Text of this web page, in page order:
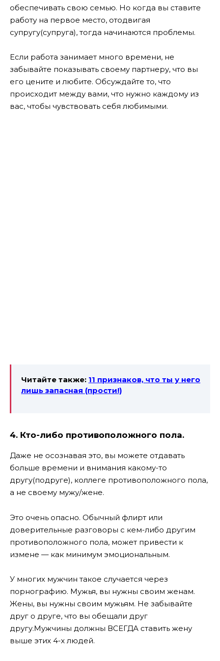
обеспечивать свою семью. Но когда вы ставите
работу на первое место, отодвигая
супругу(супруга), тогда начинаются проблемы.
Если работа занимает много времени, не
забывайте показывать своему партнеру, что вы
его цените и любите. Обсуждайте то, что
происходит между вами, что нужно каждому из
вас, чтобы чувствовать себя любимыми.
Читайте также: 11 признаков, что ты у него
лишь запасная (прости!)
4. Кто-либо противоположного пола.
Даже не осознавая это, вы можете отдавать
больше времени и внимания какому-то
другу(подруге), коллеге противоположного пола,
а не своему мужу/жене.
Это очень опасно. Обычный флирт или
доверительные разговоры с кем-либо другим
противоположного пола, может привести к
измене — как минимум эмоциональным.
У многих мужчин такое случается через
порнографию. Мужья, вы нужны своим женам.
Жены, вы нужны своим мужьям. Не забывайте
друг о друге, что вы обещали друг
другу.Мужчины должны ВСЕГДА ставить жену
выше этих 4-х людей.